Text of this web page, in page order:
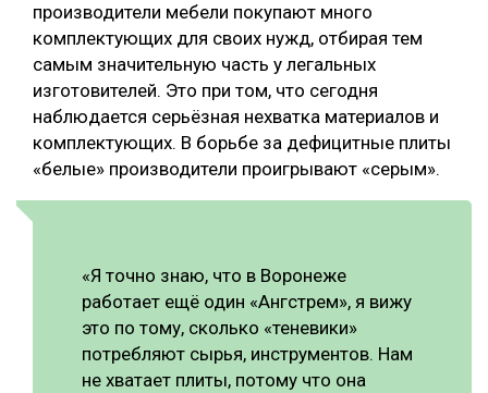
производители мебели покупают много
комплектующих для своих нужд, отбирая тем
самым значительную часть у легальных
изготовителей. Это при том, что сегодня
наблюдается серьёзная нехватка материалов и
комплектующих. В борьбе за дефицитные плиты
«белые» производители проигрывают «серым».
«Я точно знаю, что в Воронеже
работает ещё один «Ангстрем», я вижу
это по тому, сколько «теневики»
потребляют сырья, инструментов. Нам
не хватает плиты, потому что она